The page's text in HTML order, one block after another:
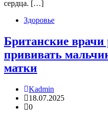
сердца. […]
Здоровье
Британские
прививать
матки
Kadmin
18.07.2025
0